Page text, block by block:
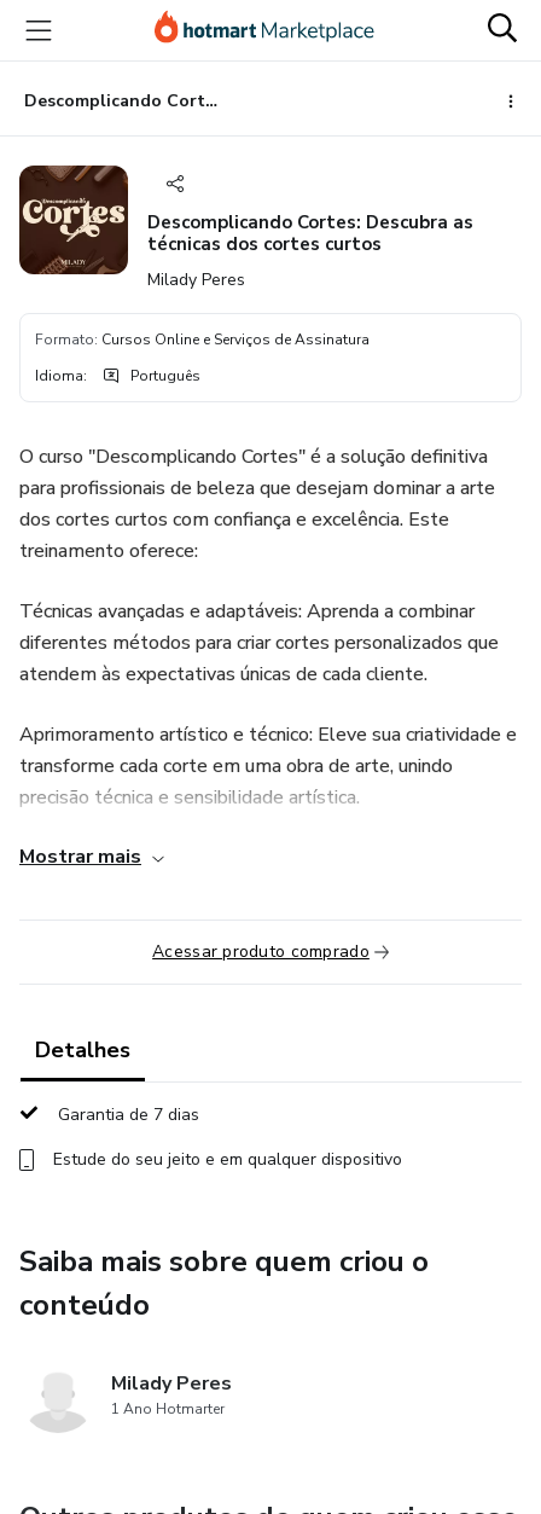
para
conteúdo
principal
para
pagamento
para
rodapé
Descomplicando Cortes: Descubra as técnicas dos cortes curtos
Descomplicando Cortes: Descubra as
técnicas dos cortes curtos
Milady Peres
Formato: Cursos Online e Serviços de Assinatura
Idioma: Português
O curso "Descomplicando Cortes" é a solução definitiva
para profissionais de beleza que desejam dominar a arte
dos cortes curtos com confiança e excelência. Este
treinamento oferece:
Técnicas avançadas e adaptáveis: Aprenda a combinar
diferentes métodos para criar cortes personalizados que
atendem às expectativas únicas de cada cliente.
Aprimoramento artístico e técnico: Eleve sua criatividade e
transforme cada corte em uma obra de arte, unindo
precisão técnica e sensibilidade artística.
Consultoria completa: Saiba como realizar análises
rotina e emoções dos clientes.
Passo a passo detalhado: Domine cortes icônicos como o
claros e práticos.
Tendências e moda: Esteja sempre atualizado(a) para
mundo da beleza.
permitindo que você estude no seu ritmo e acesse o
conteúdo onde e quando quiser. É perfeito para
profissionais que desejam se destacar no mercado e
personalizados.
Mostrar mais
Acessar produto comprado
Detalhes
Garantia de 7 dias
Estude do seu jeito e em qualquer dispositivo
Saiba mais sobre quem criou o
conteúdo
Milady Peres
1 Ano Hotmarter